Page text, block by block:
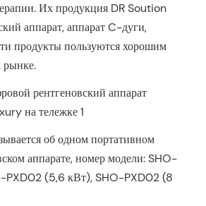
Их продукция DR Soution
аппарат, аппарат C-дуги,
продукты пользуются хорошим
рынке.
об одном портативном
аппарате, номер модели: SHO-
PXD02 (5,6 кВт), SHO-PXD02 (8